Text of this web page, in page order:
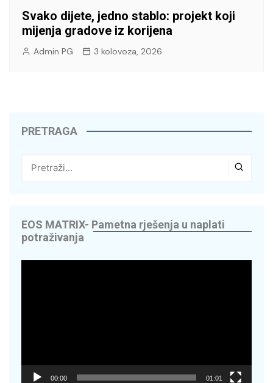
Svako dijete, jedno stablo: projekt koji
mijenja gradove iz korijena
Admin PG 3 kolovoza, 2026
PRETRAGA
EOS MATRIX- Pametna rješenja u naplati
potraživanja
00:00 01:01